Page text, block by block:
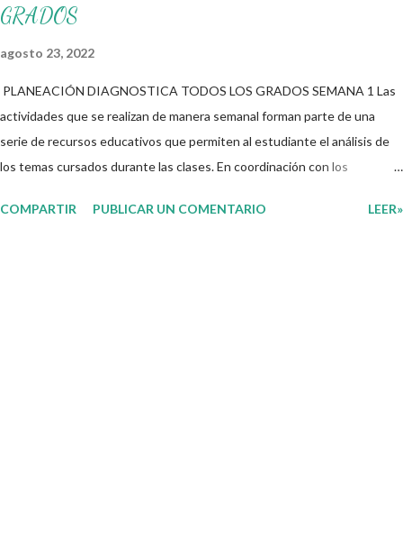
GRADOS
agosto 23, 2022
PLANEACIÓN DIAGNOSTICA TODOS LOS GRADOS SEMANA 1 Las
actividades que se realizan de manera semanal forman parte de una
serie de recursos educativos que permiten al estudiante el análisis de
los temas cursados durante las clases. En coordinación con los
su interés con el material que les compartimos para que así, mediante
COMPARTIR PUBLICAR UN COMENTARIO LEER»